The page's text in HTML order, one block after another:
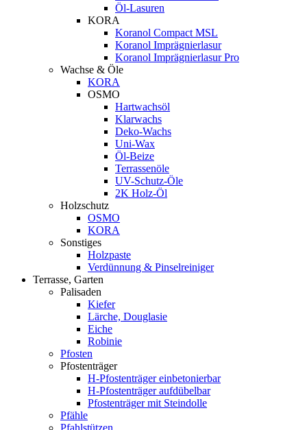
Öl-Lasuren
KORA
Koranol Compact MSL
Koranol Imprägnierlasur
Koranol Imprägnierlasur Pro
Wachse & Öle
KORA
OSMO
Hartwachsöl
Klarwachs
Deko-Wachs
Uni-Wax
Öl-Beize
Terrassenöle
UV-Schutz-Öle
2K Holz-Öl
Holzschutz
OSMO
KORA
Sonstiges
Holzpaste
Verdünnung & Pinselreiniger
Terrasse, Garten
Palisaden
Kiefer
Lärche, Douglasie
Eiche
Robinie
Pfosten
Pfostenträger
H-Pfostenträger einbetonierbar
H-Pfostenträger aufdübelbar
Pfostenträger mit Steindolle
Pfähle
Pfahlstützen